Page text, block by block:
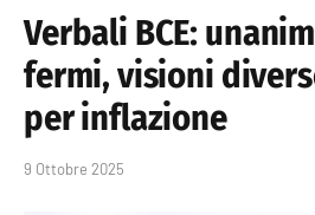
Verbali BCE:
fermi, visioni
per inflazione
9 Ottobre 2025